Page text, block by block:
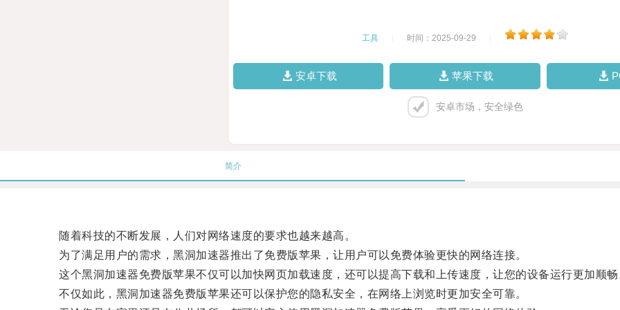
工具 时间：2025-09-29
安卓下载 苹果下载
安卓市场，安全绿色
简介
随着科技的不断发展，人们对网络速度的要求也越来越高。
为了满足用户的需求，黑洞加速器推出了免费版苹果，让用户可以免费体验更快的网络连接。
这个黑洞加速器免费版苹果不仅可以加快网页加载速度，还可以提高下载和上传速度，让您的设备运行更加顺畅
不仅如此，黑洞加速器免费版苹果还可以保护您的隐私安全，在网络上浏览时更加安全可靠。